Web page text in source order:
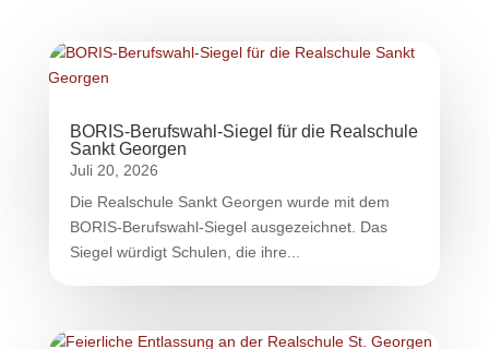
BORIS-Berufswahl-Siegel für die Realschule
Sankt Georgen
Juli 20, 2026
Die Realschule Sankt Georgen wurde mit dem
BORIS-Berufswahl-Siegel ausgezeichnet. Das
Siegel würdigt Schulen, die ihre...